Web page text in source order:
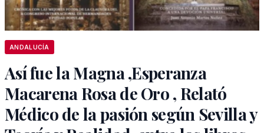
ANDALUCÍA
Así fue la Magna ,Esperanza
Macarena Rosa de Oro , Relató
Médico de la pasión según Sevilla y